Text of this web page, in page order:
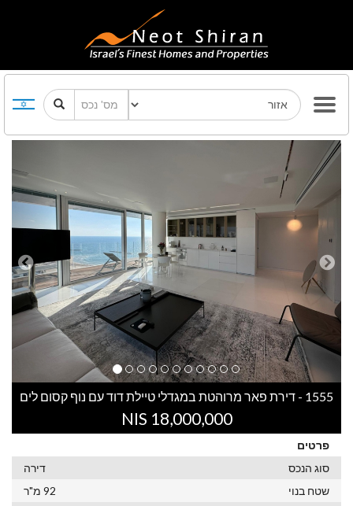
Previous Next
1555 - דירת פאר מרוהטת במגדלי טיילת דוד עם נוף קסום לים
18,000,000 NIS
פרטים
סוג הנכס
דירה
שטח בנוי
92 מ"ר